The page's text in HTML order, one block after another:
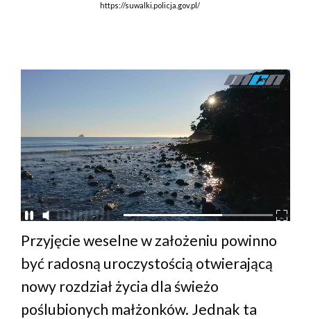
https://suwalki.policja.gov.pl/
Przyjęcie weselne w założeniu powinno
być radosną uroczystością otwierającą
nowy rozdział życia dla świeżo
poślubionych małżonków. Jednak ta